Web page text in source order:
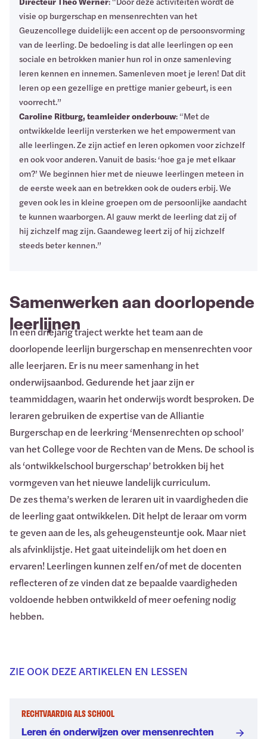
visie op burgerschap en mensenrechten van het
Geuzencollege duidelijk: een accent op de persoonsvorming
van de leerling. De bedoeling is dat alle leerlingen op een
sociale en betrokken manier hun rol in onze samenleving
leren kennen en innemen. Samenleven moet je leren! Dat dit
leren op een gezellige en prettige manier gebeurt, is een
voorrecht.”
Caroline Ritburg, teamleider onderbouw: “Met de
ontwikkelde leerlijn versterken we het empowerment van
alle leerlingen. Ze zijn actief en leren opkomen voor zichzelf
en ook voor anderen. Vanuit de basis: ‘hoe ga je met elkaar
om?’ We beginnen hier met de nieuwe leerlingen meteen in
de eerste week aan en betrekken ook de ouders erbij. We
geven ook les in kleine groepen om de persoonlijke aandacht
te kunnen waarborgen. Al gauw merkt de leerling dat zij of
hij zichzelf mag zijn. Gaandeweg leert zij of hij zichzelf
steeds beter kennen.”
Samenwerken aan doorlopende
leerlijnen
In een driejarig traject werkte het team aan de
doorlopende leerlijn burgerschap en mensenrechten voor
alle leerjaren. Er is nu meer samenhang in het
onderwijsaanbod. Gedurende het jaar zijn er
teammiddagen, waarin het onderwijs wordt besproken. De
leraren gebruiken de expertise van de Alliantie
Burgerschap en de leerkring ‘Mensenrechten op school’
van het College voor de Rechten van de Mens. De school is
als ‘ontwikkelschool burgerschap’ betrokken bij het
vormgeven van het nieuwe landelijk curriculum.
De zes thema’s werken de leraren uit in vaardigheden die
de leerling gaat ontwikkelen. Dit helpt de leraar om vorm
te geven aan de les, als geheugensteuntje ook. Maar niet
als afvinklijstje. Het gaat uiteindelijk om het doen en
ervaren! Leerlingen kunnen zelf en/of met de docenten
reflecteren of ze vinden dat ze bepaalde vaardigheden
voldoende hebben ontwikkeld of meer oefening nodig
hebben.
ZIE OOK DEZE ARTIKELEN EN LESSEN
Leren én onderwijzen over mensenrechten
RECHTVAARDIG ALS SCHOOL